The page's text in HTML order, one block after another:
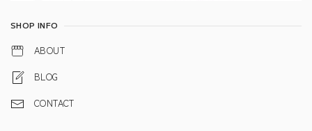
SHOP INFO
ABOUT
BLOG
CONTACT